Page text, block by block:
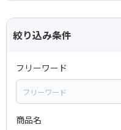
絞り込み条件
フリーワード
商品名